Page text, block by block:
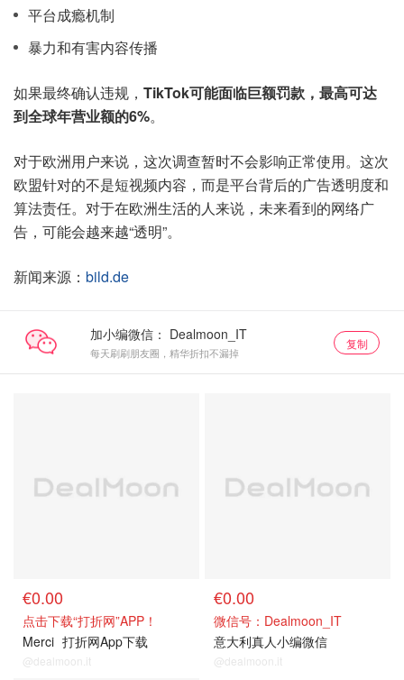
平台成瘾机制
暴力和有害内容传播
如果最终确认违规， TikTok可能面临巨额罚款，最高可达
到全球年营业额的6%。
对于欧洲用户来说，这次调查暂时不会影响正常使用。这次
欧盟针对的不是短视频内容，而是平台背后的广告透明度和
算法责任。对于在欧洲生活的人来说，未来看到的网络广
告，可能会越来越“透明”。
新闻来源： bild.de
加小编微信：
每天刷刷朋友圈，精华折扣不漏掉
复制
€0.00
点击下载“打折网”APP！
Merci 打折网App下载
@dealmoon.it
€0.00
微信号：Dealmoon_IT
意大利真人小编微信
@dealmoon.it